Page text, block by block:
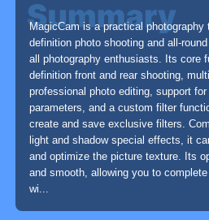
MagicCam is a practical photography
definition photo shooting and all-
all photography enthusiasts. Its core
definition front and rear shooting,
professional photo editing, support
parameters, and a custom filter
create and save exclusive filters.
light and shadow special effects, it
and optimize the picture texture. Its
and smooth, allowing you to
wi...